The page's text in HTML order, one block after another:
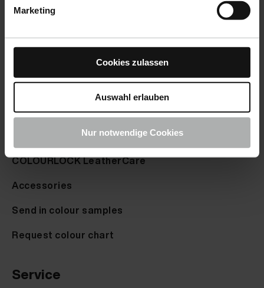
Marketing
Cookies zulassen
Auswahl erlauben
Nur notwendige Cookies
Products
CarCare
COLOURLOCK LeatherCare
Accessories
Send in colour samples
Request colour chart
Service